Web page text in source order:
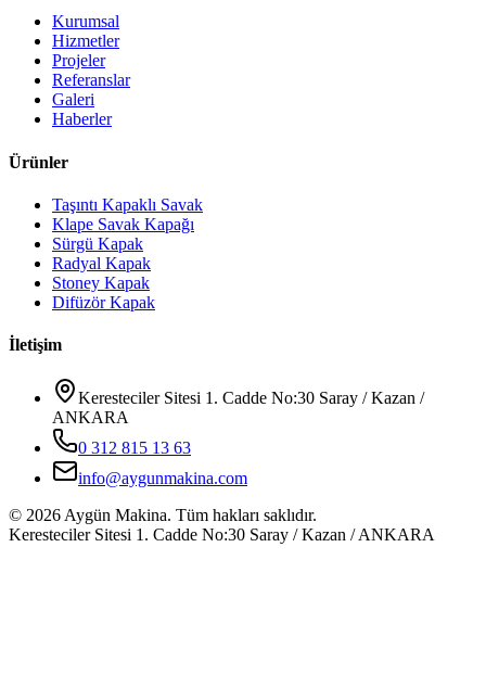
Kurumsal
Hizmetler
Projeler
Referanslar
Galeri
Haberler
Ürünler
Taşıntı Kapaklı Savak
Klape Savak Kapağı
Sürgü Kapak
Radyal Kapak
Stoney Kapak
Difüzör Kapak
İletişim
Keresteciler Sitesi 1. Cadde No:30 Saray / Kazan /
ANKARA
0 312 815 13 63
info@aygunmakina.com
© 2026Aygün Makina. Tüm hakları saklıdır.
Keresteciler Sitesi 1. Cadde No:30 Saray / Kazan / ANKARA